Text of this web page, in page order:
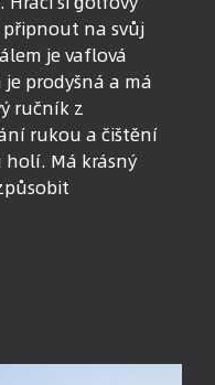
na svůj
je vaflová
prodyšná a má
ručník z
rukou a čištění
Má krásný